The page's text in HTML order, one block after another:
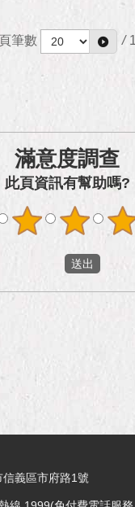
筆數 /
滿意度調查
此頁資訊有幫助嗎?
義區市府路1號